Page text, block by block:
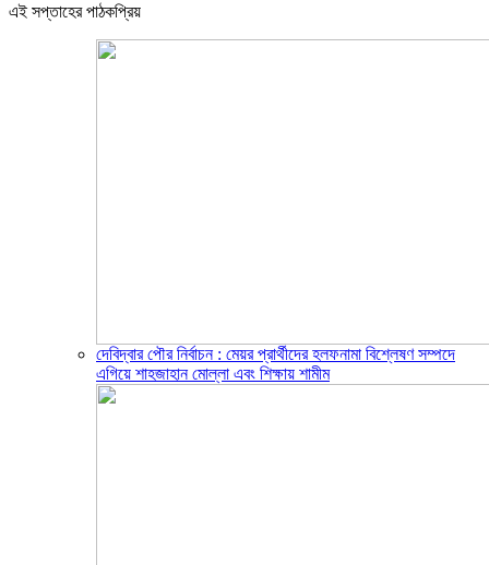
এই সপ্তাহের পাঠকপ্রিয়
দেবিদ্বার পৌর নির্বাচন : মেয়র প্রার্থীদের হলফনামা বিশ্লেষণ সম্পদে
এগিয়ে শাহজাহান মোল্লা এবং শিক্ষায় শামীম